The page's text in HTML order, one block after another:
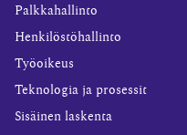
Palkkahallinto
Henkilöstöhallinto
Työoikeus
Teknologia ja prosessit
Sisäinen laskenta